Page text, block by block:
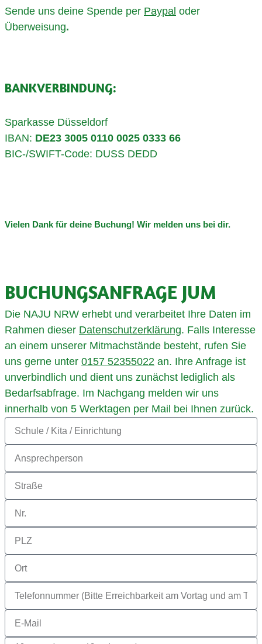
Sende uns deine Spende per Paypal oder
Überweisung.
BANKVERBINDUNG:
Sparkasse Düsseldorf
IBAN: DE23 3005 0110 0025 0333 66
BIC-/SWIFT-Code: DUSS DEDD
Vielen Dank für deine Buchung! Wir melden uns bei dir.
BUCHUNGS­AN­FRA­GE JUM
Die NAJU NRW erhebt und verarbeitet Ihre Daten im
Rahmen dieser Datenschutzerklärung. Falls Interesse
an einem unserer Mitmachstände besteht, rufen Sie
uns gerne unter 0157 52355022 an. Ihre Anfrage ist
unverbindlich und dient uns zunächst lediglich als
Bedarfsabfrage. Im Nachgang melden wir uns
innerhalb von 5 Werktagen per Mail bei Ihnen zurück.